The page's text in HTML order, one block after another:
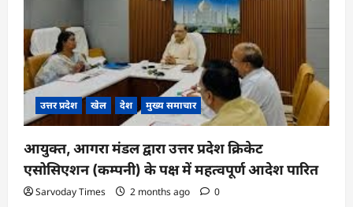
उत्तर प्रदेश खेल देश मुख्य समाचार
आयुक्त, आगरा मंडल द्वारा उत्तर प्रदेश क्रिकेट
एसोसिएशन (कम्पनी) के पक्ष में महत्वपूर्ण आदेश पारित
Sarvoday Times 2 months ago 0